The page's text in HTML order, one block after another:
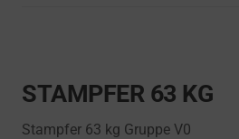
STAMPFER 63 KG
Stampfer 63 kg Gruppe V0